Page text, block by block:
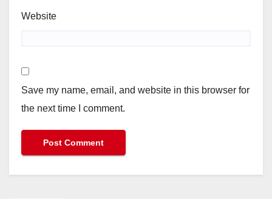
Website
Save my name, email, and website in this browser for
the next time I comment.